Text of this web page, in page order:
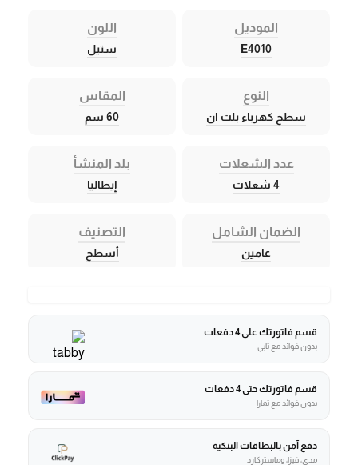
الموديل
E4010
اللون
ستيل
النوع
سطح كهرباء بلت ان
المقاس
60 سم
عدد الشعلات
4 شعلات
بلد المنشأ
إيطاليا
الضمان الشامل
عامين
التصنيف
أسطح
قسم فاتورتك على 4 دفعات
بدون فوائد مع تابي
قسم فاتورتك حتى 4 دفعات
بدون فوائد مع تمارا
دفع آمن بالبطاقات البنكية
مدى، فيزا، وماستركارد